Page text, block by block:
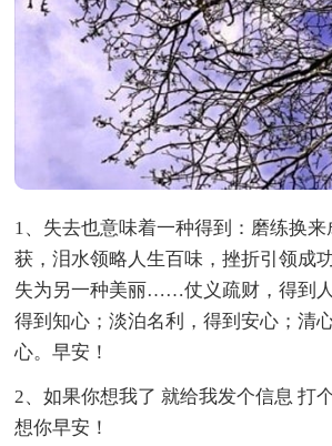
1、失去也意味着一种得到：磨练换
获，泪水领略人生百味，挫折引领成
失为另一种美丽……仗义疏财，得到人
得到知心；淡泊名利，得到安心；清
心。早安！
2、如果你想我了 就给我发个信息 打
想你早安！